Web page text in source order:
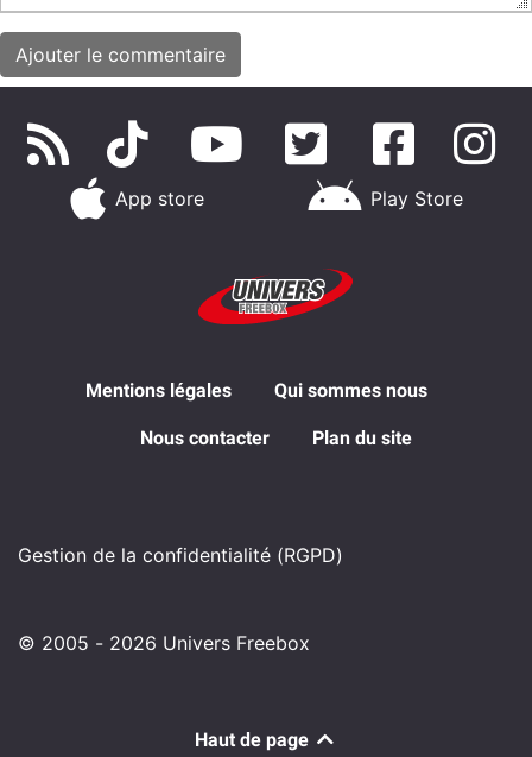
App store Play Store
Mentions légales Qui sommes nous
Nous contacter Plan du site
Gestion de la confidentialité (RGPD)
© 2005 - 2026 Univers Freebox
Haut de page